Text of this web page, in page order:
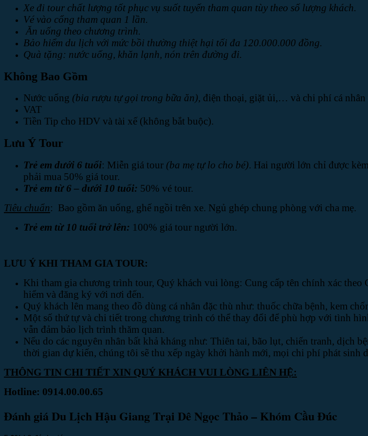
Xe đi tour chất lượng tốt phục vụ suốt tuyến tham quan tùy theo số lượng khách.
Vé vào cổng tham quan 1 lần.
Ăn uống theo chương trình.
Bảo hiểm du lịch với mức bồi thường thiệt hại tối đa 120.000.000 đồng.
Quà tặng: nước uống, khăn lạnh, nón trên đường đi.
Không Bao Gồm
Nước uống (bia rượu tự gọi trong bữa ăn), điện thoại, giặt ủi,… và chi phí cá
VAT
Tiền Tip cho HDV và tài xế (không bắt buộc).
Lưu Ý Tour
Trẻ em dưới 6 tuổi: Miễn giá tour (ba mẹ tự lo cho bé). Hai người lớn chỉ được
phải mua 50% giá tour.
Trẻ em từ 6 – dưới 10 tuổi: 50% vé tour.
Tiêu chuẩn: Bao gồm ăn uống, ghế ngồi trên xe. Ngủ ghép chung phòng với cha mẹ.
Trẻ em từ 10 tuổi trở lên: 100% giá tour người lớn.
LƯU Ý KHI THAM GIA TOUR:
Khi tham gia chương trình tour, Quý khách vui lòng: Cung cấp tên chính xác
hiểm và đăng ký với nơi đến.
Quý khách lên mang theo đồ dùng cá nhân đặc thù như: thuốc chữa bệnh, kem
Một số thứ tự và chi tiết trong chương trình có thể thay đổi để phù hợp với tình
vẫn đảm bảo lịch trình thăm quan.
Nếu do các nguyên nhân bất khả kháng như: Thiên tai, bão lụt, chiến tranh, dịch
thời gian dự kiến, chúng tôi sẽ thu xếp ngày khởi hành mới, mọi chi phí phát sinh
THÔNG TIN CHI TIẾT XIN QUÝ KHÁCH VUI LÒNG LIÊN HỆ:
Hotline: 0914.00.00.65
Đánh giá Du Lịch Hậu Giang Trại Dê Ngọc Thảo – Khóm Cầu Đúc